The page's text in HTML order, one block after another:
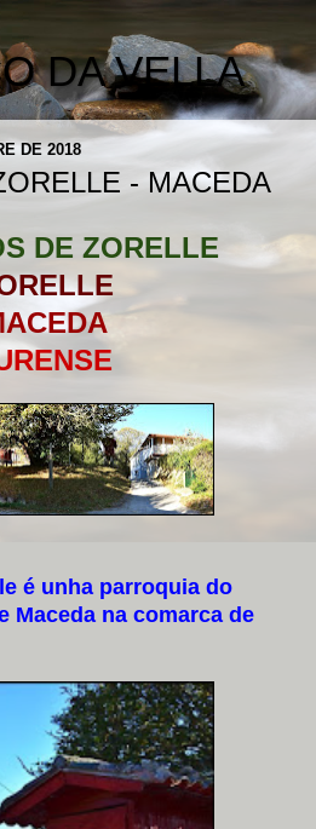
DA VELLA
DE 2018
- MACEDA
DE ZORELLE
é unha parroquia do
Maceda na comarca de